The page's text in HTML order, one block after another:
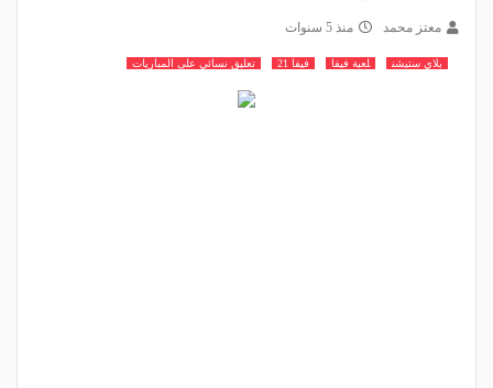
معتز محمد منذ 5 سنوات
بلاي ستيشن لعبة فيفا فيفا 21 تعليق نسائي على المباريات